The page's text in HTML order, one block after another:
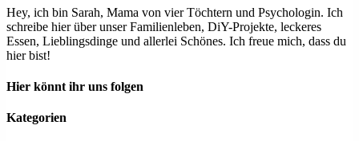
Hey, ich bin Sarah, Mama von vier Töchtern und Psychologin. Ich
schreibe hier über unser Familienleben, DiY-Projekte, leckeres
Essen, Lieblingsdinge und allerlei Schönes. Ich freue mich, dass du
hier bist!
Hier könnt ihr uns folgen
Kategorien